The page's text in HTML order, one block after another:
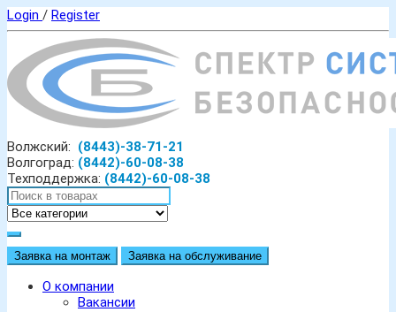
Login / Register
Волжский: (8443)-38-71-21
Волгоград: (8442)-60-08-38
Техподдержка: (8442)-60-08-38
Заявка на монтаж Заявка на обслуживание
О компании
Вакансии